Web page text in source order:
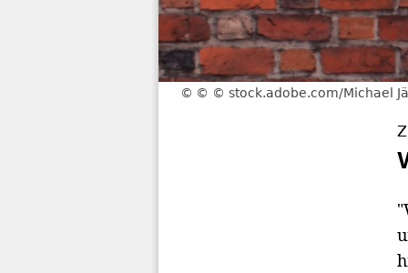
© © stock.adobe.com/Michael